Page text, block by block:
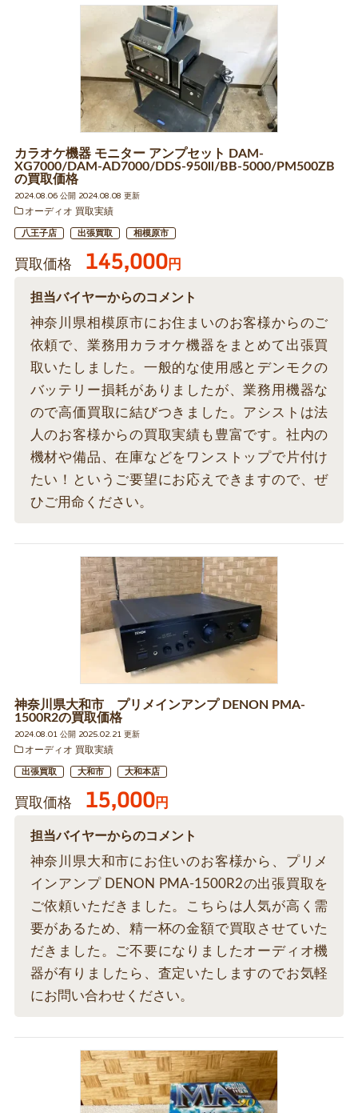
カラオケ機器 モニター アンプセット DAM-
XG7000/DAM-AD7000/DDS-950ll/BB-5000/PM500ZB
の買取価格
2024.08.06 公開 2024.08.08 更新
オーディオ 買取実績
八王子店 出張買取 相模原市
買取価格 145,000円
担当バイヤーからのコメント
神奈川県相模原市にお住まいのお客様からのご
依頼で、業務用カラオケ機器をまとめて出張買
取いたしました。一般的な使用感とデンモクの
バッテリー損耗がありましたが、業務用機器な
ので高価買取に結びつきました。アシストは法
人のお客様からの買取実績も豊富です。社内の
機材や備品、在庫などをワンストップで片付け
たい！というご要望にお応えできますので、ぜ
ひご用命ください。
神奈川県大和市 プリメインアンプ DENON PMA-
1500R2の買取価格
2024.08.01 公開 2025.02.21 更新
オーディオ 買取実績
出張買取 大和市 大和本店
買取価格 15,000円
担当バイヤーからのコメント
神奈川県大和市にお住いのお客様から、プリメ
インアンプ DENON PMA-1500R2の出張買取を
ご依頼いただきました。こちらは人気が高く需
要があるため、精一杯の金額で買取させていた
だきました。ご不要になりましたオーディオ機
器が有りましたら、査定いたしますのでお気軽
にお問い合わせください。